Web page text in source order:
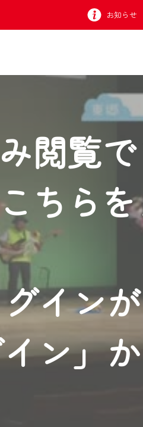
お知らせ
閲覧で
ちら
イン
ン」
ルします！
然。
も！
！
必要となります。
ためのIDです。